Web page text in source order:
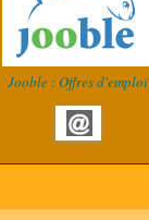
Jooble : Offres d'emploi